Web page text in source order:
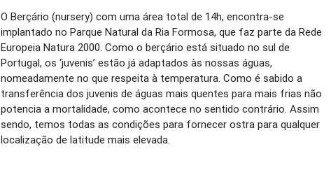
O Berçário (nursery) com uma área total de 14h, encontra-se
implantado no Parque Natural da Ria Formosa, que faz parte da Rede
Europeia Natura 2000. Como o berçário está situado no sul de
Portugal, os ‘juvenis’ estão já adaptados às nossas águas,
nomeadamente no que respeita à temperatura. Como é sabido a
transferência dos juvenis de águas mais quentes para mais frias não
potencia a mortalidade, como acontece no sentido contrário. Assim
sendo, temos todas as condições para fornecer ostra para qualquer
localização de latitude mais elevada.